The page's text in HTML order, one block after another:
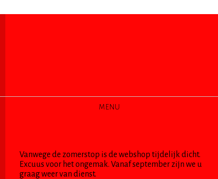
MENU
Vanwege de zomerstop is de webshop tijdelijk dicht.
Excuus voor het ongemak. Vanaf september zijn we u
graag weer van dienst.